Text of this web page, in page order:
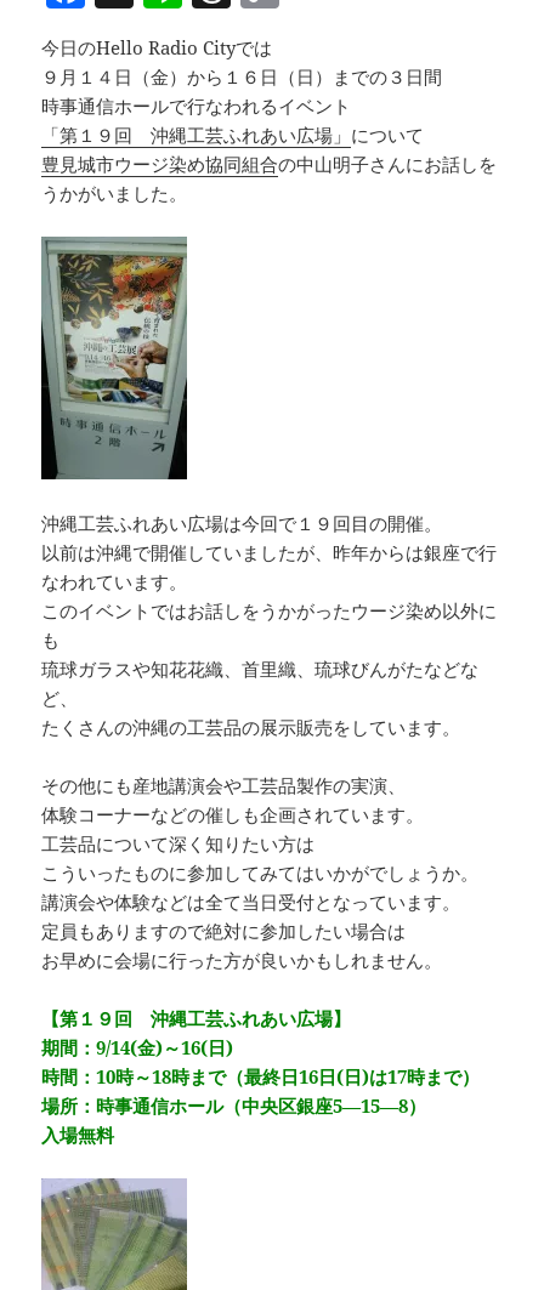
a
c
e
b
o
o
k
n
e
h
re
a
d
s
p
y
Li
n
今日のHello Radio Cityでは
９月１４日（金）から１６日（日）までの３日間
時事通信ホールで行なわれるイベント
「第１９回 沖縄工芸ふれあい広場」 について
豊見城市ウージ染め協同組合の中山明子さんにお話しを
うかがいました。
沖縄工芸ふれあい広場は今回で１９回目の開催。
以前は沖縄で開催していましたが、昨年からは銀座で行
なわれています。
このイベントではお話しをうかがったウージ染め以外に
も
琉球ガラスや知花花織、首里織、琉球びんがたなどな
ど、
たくさんの沖縄の工芸品の展示販売をしています。
その他にも産地講演会や工芸品製作の実演、
体験コーナーなどの催しも企画されています。
工芸品について深く知りたい方は
こういったものに参加してみてはいかがでしょうか。
講演会や体験などは全て当日受付となっています。
定員もありますので絶対に参加したい場合は
お早めに会場に行った方が良いかもしれません。
【第１９回 沖縄工芸ふれあい広場】
期間：9/14(金)～16(日)
時間：10時～18時まで（最終日16日(日)は17時まで）
場所：時事通信ホール（中央区銀座5―15―8）
入場無料